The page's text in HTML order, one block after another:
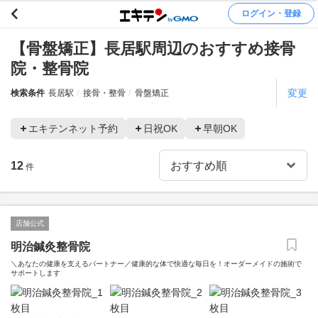
ログイン・登録
【骨盤矯正】長居駅周辺のおすすめ接骨
院・整骨院
検索条件 長居駅 接骨・整骨 骨盤矯正 変更
エキテンネット予約 日祝OK 早朝OK
12 件
店舗公式
明治鍼灸整骨院
＼あなたの健康を支えるパートナー／健康的な体で快適な毎日を！オーダーメイドの施術で
サポートします